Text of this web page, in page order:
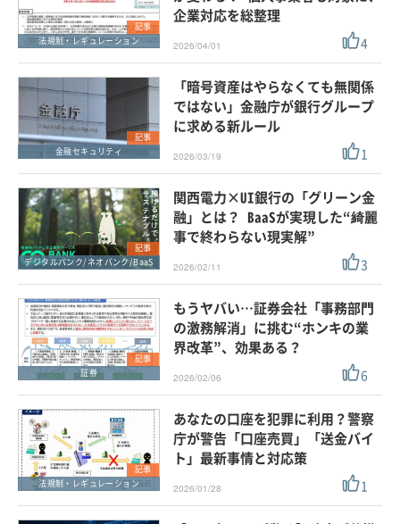
記事
法規制・レギュレーション
企業対応を総整理
2026/04/01 4
記事
金融セキュリティ
「暗号資産はやらなくても無関係
ではない」金融庁が銀行グループ
に求める新ルール
2026/03/19 1
記事
デジタルバンク/ネオバンク/BaaS
関西電力×UI銀行の「グリーン金
融」とは？ BaaSが実現した“綺麗
事で終わらない現実解”
2026/02/11 3
記事
証券
もうヤバい…証券会社「事務部門
の激務解消」に挑む“ホンキの業
界改革”、効果ある？
2026/02/06 6
記事
法規制・レギュレーション
あなたの口座を犯罪に利用？警察
庁が警告「口座売買」「送金バイ
ト」最新事情と対応策
2026/01/28 1